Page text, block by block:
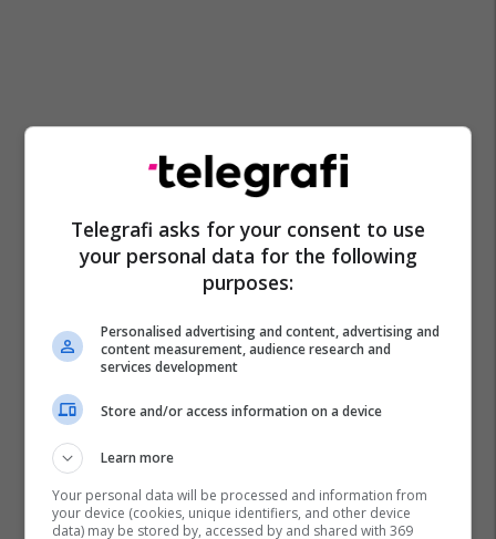
Telegrafi asks for your consent to use
your personal data for the following
purposes:
Personalised advertising and content, advertising and
content measurement, audience research and
services development
Store and/or access information on a device
Learn more
Your personal data will be processed and information from
your device (cookies, unique identifiers, and other device
data) may be stored by, accessed by and shared with 369